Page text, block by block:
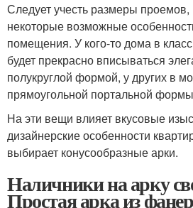
Следует учесть размеры проемов,
некоторые возможные
помещения. У кого-то дома в
будет прекрасно вписываться
полукруглой формой, у других в
прямоугольной портальной
На эти вещи влияет вкусовые
дизайнерские особенности
выбирает конусообразные арки.
Наличники на арку
Простая арка из